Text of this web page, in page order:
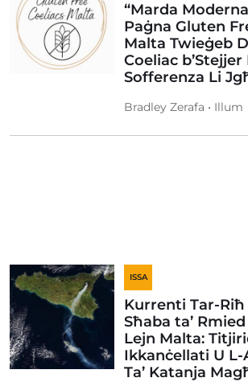
“Marda
Paġna Gluten
Malta Twieġeb
Coeliac b’Stejjer
Sofferenza Li
Bradley Zerafa • Illum
ISSA
Kurrenti Tar-
Sħaba ta’
Lejn Malta:
Ikkanċellati U
Ta’ Katanja